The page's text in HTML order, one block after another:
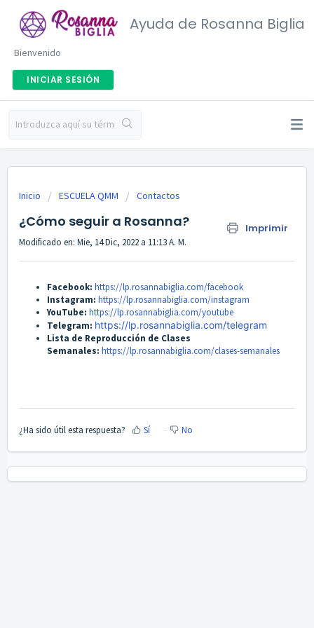
Ayuda de Rosanna Biglia
Bienvenido
INICIAR SESIÓN
Inicio ESCUELA QMM Contactos
¿Cómo seguir a Rosanna? Imprimir
Modificado en: Mie, 14 Dic, 2022 a 11:13 A. M.
Facebook: https://lp.rosannabiglia.com/facebook
Instagram: https://lp.rosannabiglia.com/instagram
YouTube: https://lp.rosannabiglia.com/youtube
Telegram: https://lp.rosannabiglia.com/telegram
Lista de Reproducción de Clases
Semanales: https://lp.rosannabiglia.com/clases-semanales
¿Ha sido útil esta respuesta? Sí No